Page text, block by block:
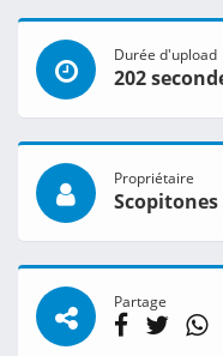
Durée d'upload
202
Propriétaire
Scopitones
Partage